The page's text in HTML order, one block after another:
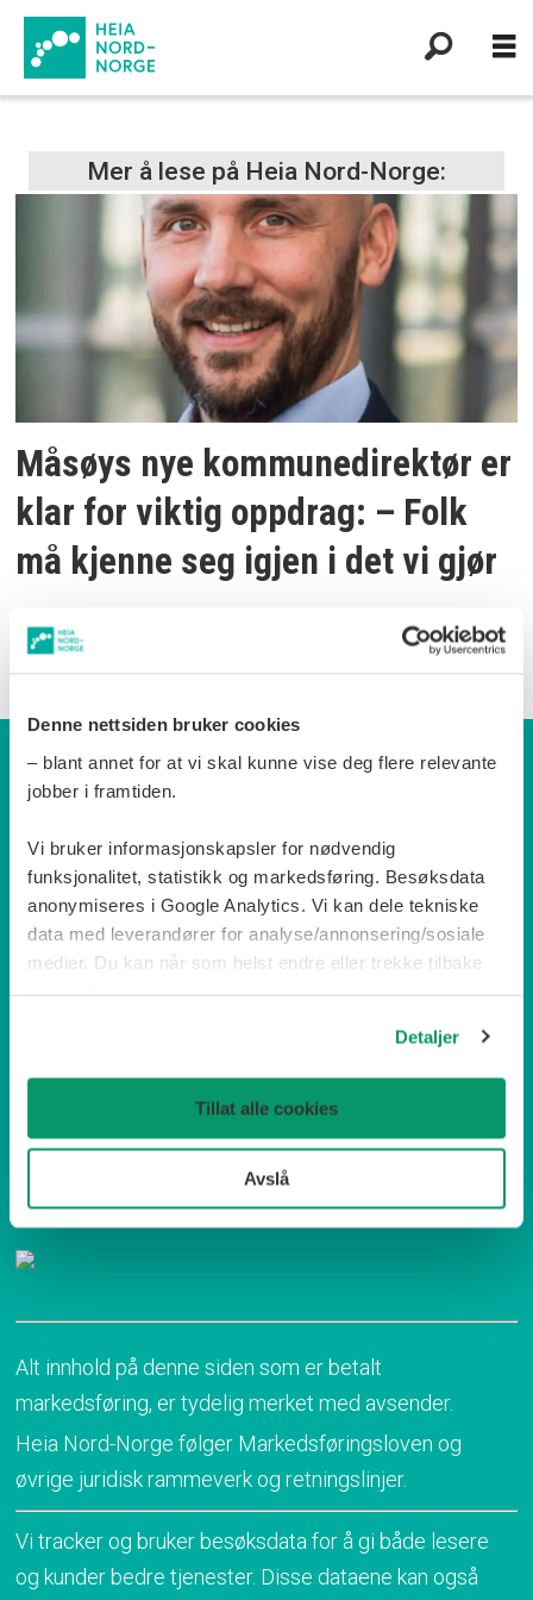
Denne nettsiden bruker cookies
– blant annet for at vi skal kunne vise deg flere relevante
jobber i framtiden.
Vi bruker informasjonskapsler for nødvendig
funksjonalitet, statistikk og markedsføring. Besøksdata
anonymiseres i Google Analytics. Vi kan dele tekniske
data med leverandører for analyse/annonsering/sosiale
medier. Du kan når som helst endre eller trekke tilbake
Detaljer
Tillat alle cookies
Avslå
måsøy
kommune
Mer å lese på Heia Nord-Norge:
Måsøys nye kommunedirektør er
klar for viktig oppdrag: – Folk
må kjenne seg igjen i det vi gjør
Dette er en jobbportal fra Heia Nord-Norge AS.
gjennom selskapet Caroliussen Eftf AS.
Ta kontakt pågard@hnn.noeller 777 29 700.
Heia Nord-Norge AS, Rikard Kaarbøs plass 1, 9405
Vårt organisasjonsnummer er 926 941 836.
Heia Nord-Norge AS er medlem av NHO Service og
Alt innhold på denne siden som er betalt
markedsføring, er tydelig merket med avsender.
Heia Nord-Norge følger Markedsføringsloven og
øvrige juridisk rammeverk og retningslinjer.
Vi tracker og bruker besøksdata for å gi både lesere
og kunder bedre tjenester. Disse dataene kan også